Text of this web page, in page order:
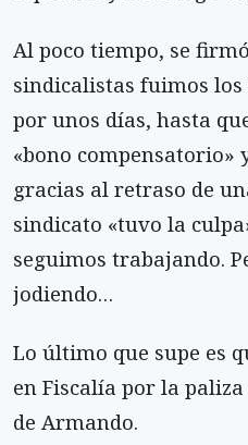
Al poco tiempo, se
sindicalistas fuimos
por unos días, hasta
«bono
gracias al retraso de
sindicato «tuvo la
seguimos trabajando.
jodiendo…
Lo último que supe es
en Fiscalía por la
de Armando.